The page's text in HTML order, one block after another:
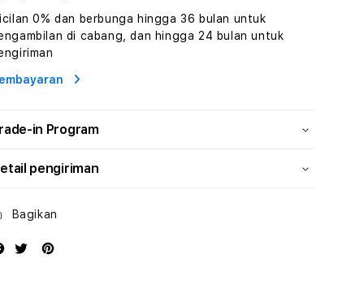
Human
AI
dan
Karakter
Digital
Human
AI
0% dan berbunga hingga 36 bulan untuk
di cabang, dan hingga 24 bulan untuk
in Program
pengiriman
Bagikan